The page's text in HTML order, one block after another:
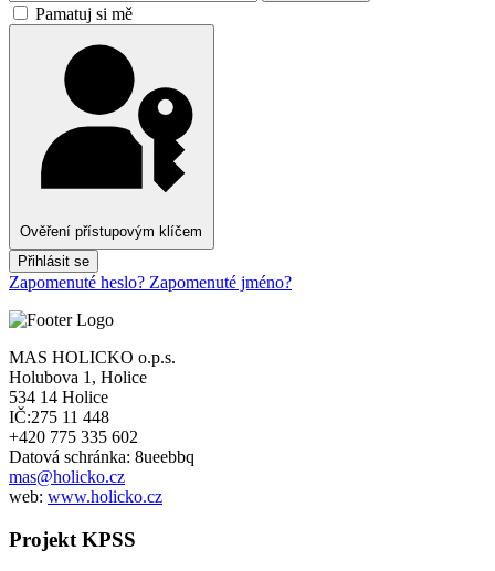
Pamatuj si mě
Ověření přístupovým klíčem
Přihlásit se
Zapomenuté heslo? Zapomenuté jméno?
MAS HOLICKO o.p.s.
Holubova 1, Holice
534 14 Holice
IČ:275 11 448
+420 775 335 602
Datová schránka: 8ueebbq
mas@holicko.cz
web: www.holicko.cz
Projekt KPSS